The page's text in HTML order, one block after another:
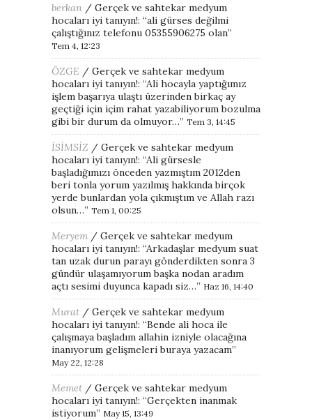
berkan / Gerçek ve sahtekar medyum
hocaları iyi tanıyın!: “ali gürses değilmi
çalıştığınız telefonu 05355906275 olan”
Tem 4, 12:23
ÖZGE / Gerçek ve sahtekar medyum
hocaları iyi tanıyın!: “Ali hocayla yaptığımız
işlem başarıya ulaştı üzerinden birkaç ay
geçtiği için içim rahat yazabiliyorum bozulma
gibi bir durum da olmuyor…” Tem 3, 14:45
İSİMSİZ / Gerçek ve sahtekar medyum
hocaları iyi tanıyın!: “Ali gürsesle
başladığımızı önceden yazmıştım 2012den
beri tonla yorum yazılmış hakkında birçok
yerde bunlardan yola çıkmıştım ve Allah razı
olsun…” Tem 1, 00:25
Meryem / Gerçek ve sahtekar medyum
hocaları iyi tanıyın!: “Arkadaşlar medyum suat
tan uzak durun parayı gönderdikten sonra 3
gündür ulaşamıyorum başka nodan aradım
açtı sesimi duyunca kapadı siz…” Haz 16, 14:40
Murat / Gerçek ve sahtekar medyum
hocaları iyi tanıyın!: “Bende ali hoca ile
çalışmaya başladım allahin izniyle olacağına
inanıyorum gelişmeleri buraya yazacam”
May 22, 12:28
Memet / Gerçek ve sahtekar medyum
hocaları iyi tanıyın!: “Gerçekten inanmak
istiyorum” May 15, 13:49